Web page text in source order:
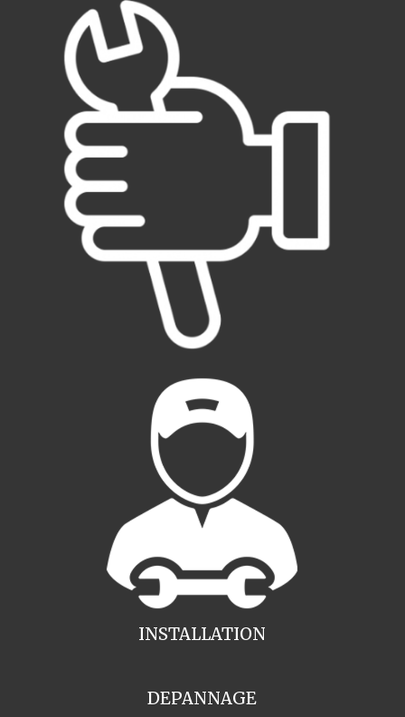
INSTALLATION
DEPANNAGE